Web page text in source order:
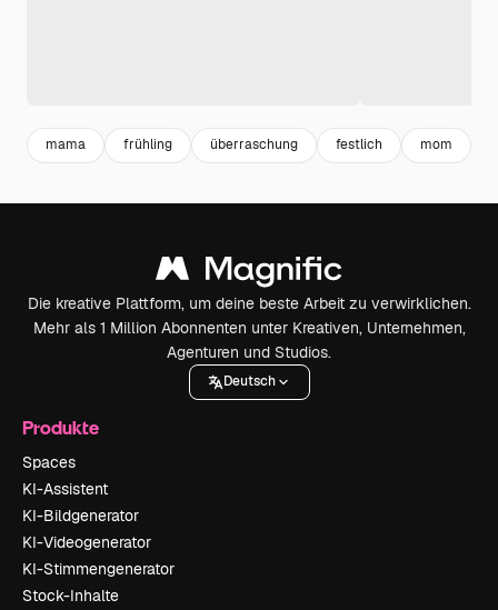
mama frühling überraschung festlich mom
Die kreative Plattform, um deine beste Arbeit zu verwirklichen.
Mehr als 1 Million Abonnenten unter Kreativen, Unternehmen,
Agenturen und Studios.
Deutsch
Produkte
Spaces
KI-Assistent
KI-Bildgenerator
KI-Videogenerator
KI-Stimmengenerator
Stock-Inhalte